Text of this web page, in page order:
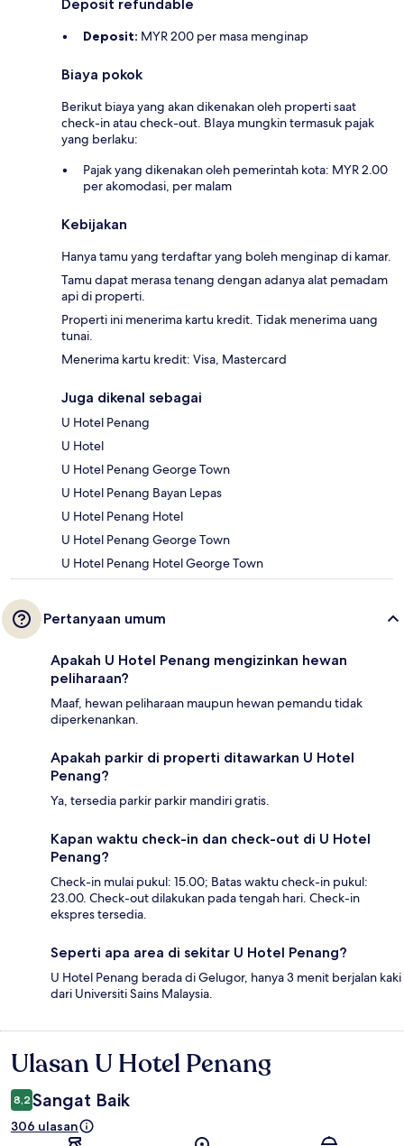
Deposit refundable
Deposit: MYR 200 per masa menginap
Biaya pokok
Berikut biaya yang akan dikenakan oleh properti saat
check-in atau check-out. BIaya mungkin termasuk pajak
yang berlaku:
Pajak yang dikenakan oleh pemerintah kota: MYR 2.00
per akomodasi, per malam
Kebijakan
Hanya tamu yang terdaftar yang boleh menginap di kamar.
Tamu dapat merasa tenang dengan adanya alat pemadam
api di properti.
Properti ini menerima kartu kredit. Tidak menerima uang
tunai.
Menerima kartu kredit: Visa, Mastercard
Juga dikenal sebagai
U Hotel Penang
U Hotel
U Hotel Penang George Town
U Hotel Penang Bayan Lepas
U Hotel Penang Hotel
U Hotel Penang George Town
U Hotel Penang Hotel George Town
Pertanyaan umum
Apakah U Hotel Penang mengizinkan hewan
peliharaan?
Maaf, hewan peliharaan maupun hewan pemandu tidak
diperkenankan.
Apakah parkir di properti ditawarkan U Hotel
Penang?
Ya, tersedia parkir parkir mandiri gratis.
Kapan waktu check-in dan check-out di U Hotel
Penang?
Check-in mulai pukul: 15.00; Batas waktu check-in pukul:
23.00. Check-out dilakukan pada tengah hari. Check-in
ekspres tersedia.
Seperti apa area di sekitar U Hotel Penang?
U Hotel Penang berada di Gelugor, hanya 3 menit berjalan kaki
dari Universiti Sains Malaysia.
Ulasan
Ulasan U Hotel Penang
8,2 Sangat Baik
306 ulasan